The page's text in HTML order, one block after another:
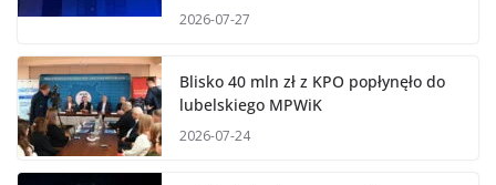
2026-07-27
Blisko 40 mln zł z KPO popłynęło do
lubelskiego MPWiK
2026-07-24